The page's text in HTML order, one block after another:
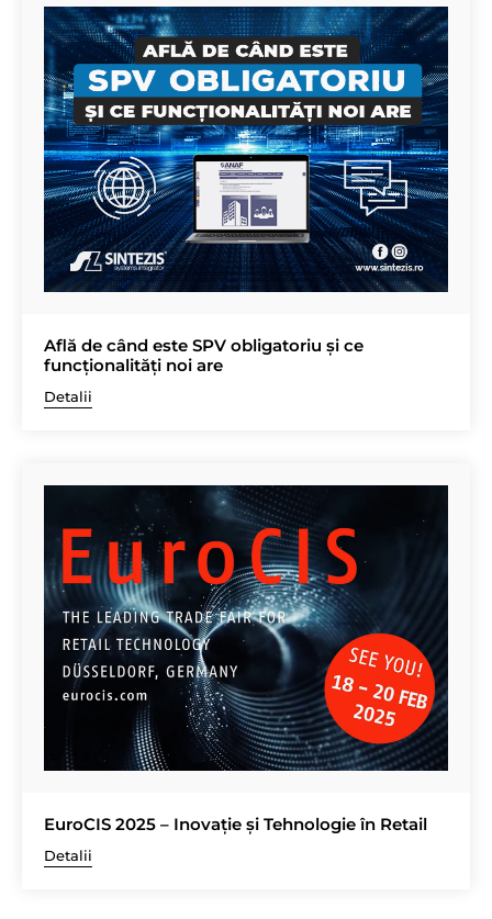
Află de când este SPV obligatoriu și ce
funcționalități noi are
Detalii
EuroCIS 2025 – Inovație și Tehnologie în Retail
Detalii